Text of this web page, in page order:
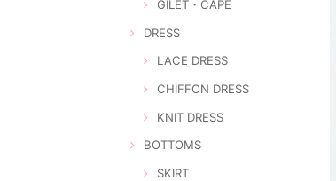
GILET・CAPE
DRESS
LACE DRESS
CHIFFON DRESS
KNIT DRESS
BOTTOMS
SKIRT